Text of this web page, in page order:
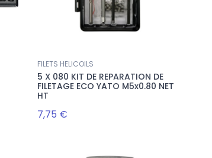
FILETS HELICOILS
5 X 080 KIT DE REPARATION DE
FILETAGE ECO YATO M5x0.80 NET
HT
7,75 €